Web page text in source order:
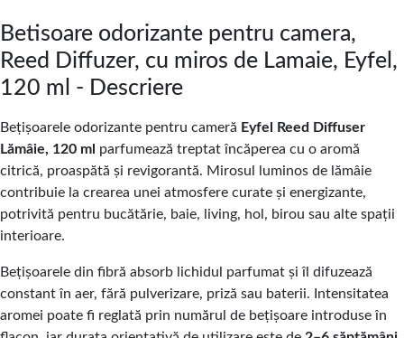
Betisoare odorizante pentru camera,
Reed Diffuzer, cu miros de Lamaie, Eyfel,
120 ml - Descriere
Bețișoarele odorizante pentru cameră Eyfel Reed Diffuser
Lămâie, 120 ml parfumează treptat încăperea cu o aromă
citrică, proaspătă și revigorantă. Mirosul luminos de lămâie
contribuie la crearea unei atmosfere curate și energizante,
potrivită pentru bucătărie, baie, living, hol, birou sau alte spații
interioare.
Bețișoarele din fibră absorb lichidul parfumat și îl difuzează
constant în aer, fără pulverizare, priză sau baterii. Intensitatea
aromei poate fi reglată prin numărul de bețișoare introduse în